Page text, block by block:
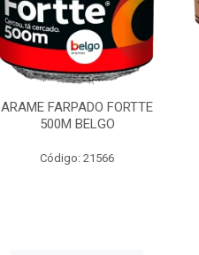
ARAME FARPADO FORTTE
500M BELGO
Código: 21566